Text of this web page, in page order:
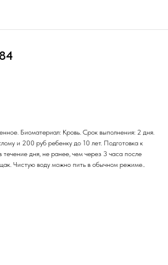
Биоматериал: Кровь. Срок выполнения: 2 дня.
и 200 руб ребенку до 10 лет. Подготовка к
дня, не ранее, чем через 3 часа после
Чистую воду можно пить в обычном режиме..